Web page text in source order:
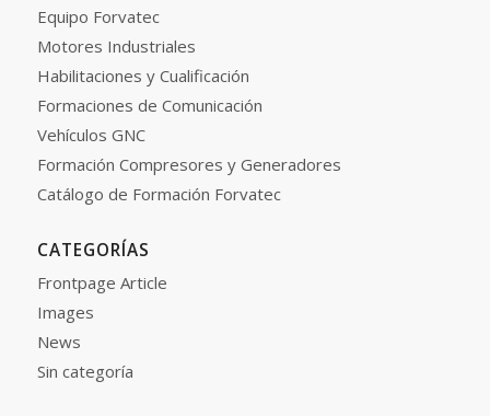
Equipo Forvatec
Motores Industriales
Habilitaciones y Cualificación
Formaciones de Comunicación
Vehículos GNC
Formación Compresores y Generadores
Catálogo de Formación Forvatec
CATEGORÍAS
Frontpage Article
Images
News
Sin categoría